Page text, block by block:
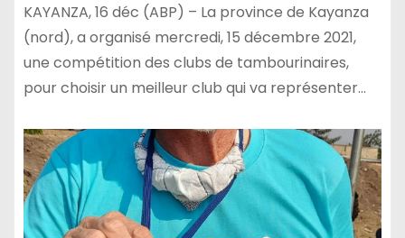
KAYANZA, 16 déc (ABP) – La province de Kayanza
(nord), a organisé mercredi, 15 décembre 2021,
une compétition des clubs de tambourinaires,
pour choisir un meilleur club qui va représenter…